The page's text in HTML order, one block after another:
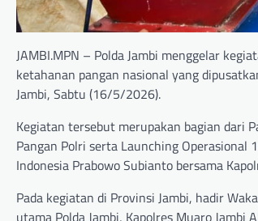
JAMBI.MPN – Polda Jambi menggelar
ketahanan pangan nasional yang
Jambi, Sabtu (16/5/2026).
Kegiatan tersebut merupakan bagian dari
Pangan Polri serta Launching Operasional
Indonesia Prabowo Subianto bersama
Pada kegiatan di Provinsi Jambi, hadir
utama Polda Jambi, Kapolres Muaro